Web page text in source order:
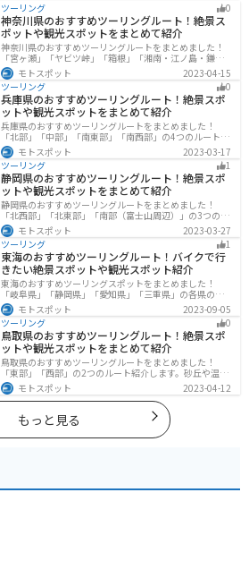
ツーリング 0
神奈川県のおすすめツーリングルート！絶景ス
ポットや観光スポットをまとめて紹介
神奈川県のおすすめツーリングルートをまとめました！
「宮ヶ瀬」「ヤビツ峠」「箱根」「湘南・江ノ島・鎌
倉」「三浦」「みなとみらい」の6つのルート紹介しま
す。自然豊かなスポット、歴史ある観光名所、都市部で
楽しめるツーリングスポットまで多数あります。バイク
で神奈川県にツーリングに行く際は参考にしてくださ
い。
モトスポット
2023-04-15
ツーリング
0
兵庫県のおすすめツーリングルート！絶景スポ
ットや観光スポットをまとめて紹介
兵庫県のおすすめツーリングルートをまとめました！
「北部」「中部」「南東部」「南西部」の4つのルート紹
介します。自然豊かな山を堪能できる北部と中部、街中
で海辺の南部と違った楽しみ方ができます。バイクで兵
庫県にツーリングに行く際は参考にしてください。
モトスポット
2023-03-17
ツーリング
1
静岡県のおすすめツーリングルート！絶景スポ
ットや観光スポットをまとめて紹介
静岡県のおすすめツーリングルートをまとめました！
「北西部」「北東部」「南部（富士山周辺）」の3つのル
ート紹介します。富士山を中心に自然豊かな景色や食事
を楽しめるスポットが多数あります。バイクで静岡県に
ツーリングに行く際は参考にしてください。
モトスポット
2023-03-27
ツーリング
1
東海のおすすめツーリングルート！バイクで行
きたい絶景スポットや観光スポット紹介
東海のおすすめツーリングスポットをまとめました！
「岐阜県」「静岡県」「愛知県」「三重県」の各県の観
光地紹介します。自然豊かな山々や湖、温泉地が点在
し、四季折々の景色を楽しめるスポットが多数ありま
す。バイクで東海にツーリングに行く際は参考にしてく
ださい。
モトスポット
2023-09-05
ツーリング
0
鳥取県のおすすめツーリングルート！絶景スポ
ットや観光スポットをまとめて紹介
鳥取県のおすすめツーリングルートをまとめました！
「東部」「西部」の2つのルート紹介します。砂丘や温泉
地、歴史ある城跡など魅力溢れるスポットが多数あるの
で楽しめます。バイクで鳥取県にツーリングに行く際は
参考にしてください。
モトスポット 2023-04-12
もっと見る